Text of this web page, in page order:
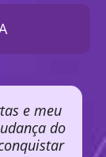
e meu
do